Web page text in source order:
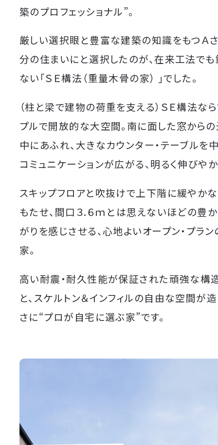
築のプロフェッショナル”。
厳しい選択眼と豊富な建築の知識をもつＡ
分の住まいにと選択したのが、在来工法で
ない「ＳＥ構法（重量木骨の家） 」でした。
（柱と梁で建物の荷重を支える）ＳＥ構法な
プルで開放的な大空間。南に面した窓から
中にあふれ、大きなカウンター・テーブルを
コミュニケーションが広がる、明るく伸びやか
スキップフロアと吹抜けで上下階に緩やか
もたせ、間口３.６ｍとは思えないほどの豊
がりを感じさせる、心地よいオープン・プラ
家。
高い耐震・耐久性能が保証された頑強な構造
と、スケルトン＆インフィルの自由な空間が
さに“プロが自宅に選ぶ家”です。